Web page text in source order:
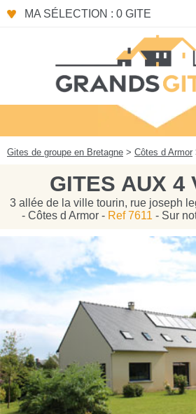
MA SÉLECTION : 0 GITE
Gites de groupe en Bretagne > Côtes d Armor
GITES AUX 4
3 allée de la ville tourin, rue joseph
- Côtes d Armor - Ref 7611 - Sur
Panneau de gestion des cookies